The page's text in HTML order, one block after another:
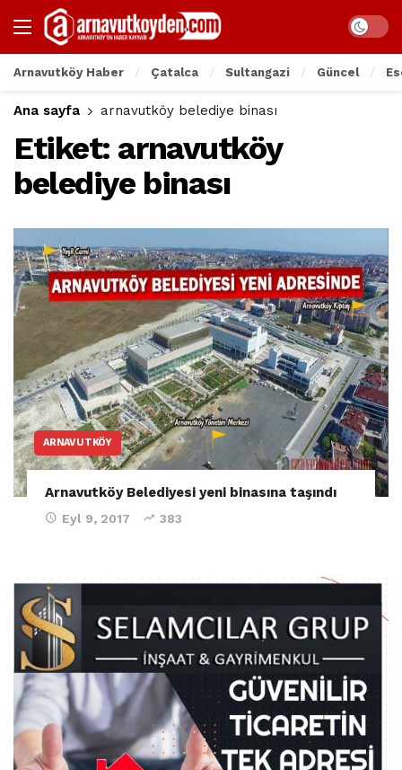
Arnavutköy Haber Çatalca Sultangazi Güncel
Ana sayfa arnavutköy belediye binası
Etiket: arnavutköy
belediye binası
ARNAVUTKÖY
Arnavutköy Belediyesi yeni binasına taşındı
Eyl 9, 2017 383